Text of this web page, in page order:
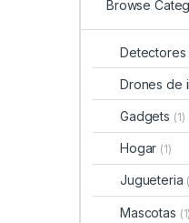
Browse
Detectores
Drones de
Gadgets (1)
Hogar (1)
Jugueteria
Mascotas (1)